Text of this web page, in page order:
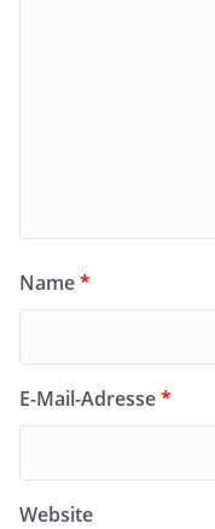
Name*
E-Mail-Adresse*
Website